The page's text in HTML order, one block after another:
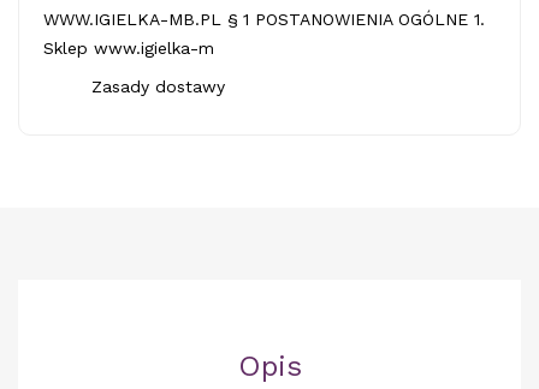
WWW.IGIELKA-MB.PL § 1 POSTANOWIENIA OGÓLNE 1.
Sklep www.igielka-m
Zasady dostawy
Opis